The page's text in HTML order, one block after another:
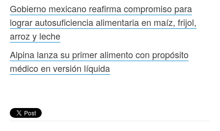
Gobierno mexicano reafirma compromiso para
lograr autosuficiencia alimentaria en maíz, frijol,
arroz y leche
Alpina lanza su primer alimento con propósito
médico en versión líquida